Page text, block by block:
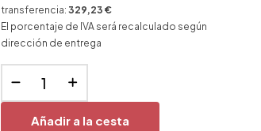
transferencia: 329,23 €
El porcentaje de IVA será recalculado según
dirección de entrega
Añadir a la cesta